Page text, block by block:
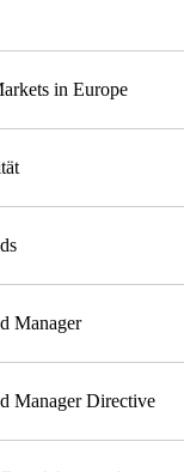
in Europe
Manager
Manager Directive